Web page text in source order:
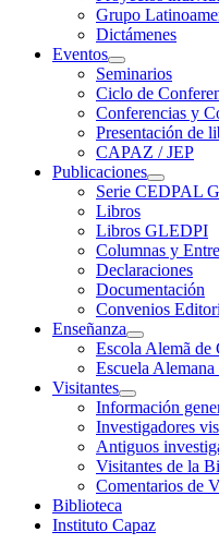
Grupo
Dictámenes
Eventos
Seminarios
Ciclo de
Conferencias y
Presentación de
CAPAZ / JEP
Publicaciones
Serie CEDPAL
Libros
Libros GLEDPI
Columnas y
Declaraciones
Documentación
Convenios
Enseñanza
Escola Alemã de
Escuela
Visitantes
Información
Investigadores
Antiguos
Visitantes de la
Comentarios de
Biblioteca
Instituto Capaz